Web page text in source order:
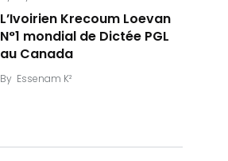
L’Ivoirien Krecoum Loevan
N°1 mondial de Dictée PGL
au Canada
By Essenam K²